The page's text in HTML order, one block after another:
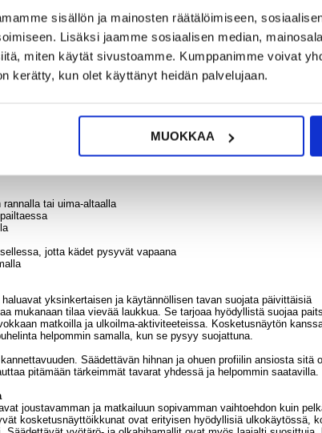
sisällön ja mainosten räätälöimiseen,
Lisäksi jaamme sosiaalisen median,
miten käytät sivustoamme. Kumppanimme voivat
kerätty, kun olet käyttänyt heidän palvelujaan.
MUOKKAA
asiakirjoille, korteille, käteiselle ja pienille
vaativissa olosuhteissa
määritellyissä olosuhteissa
tarvitsee poistaa pussista
läpi
kantamisen
tai uima-altaalla
jotta kädet pysyvät vapaana
yksinkertaisen ja käytännöllisen tavan suojata päivittäisiä
mukanaan tilaa vievää laukkua. Se tarjoaa hyödyllistä suojaa
matkoilla ja ulkoilma-aktiviteeteissa. Kosketusnäytön
helpommin samalla, kun se pysyy suojattuna.
Säädettävän hihnan ja ohuen profiilin ansiosta sitä
pitämään tärkeimmät tavarat yhdessä ja helpommin saatavilla.
joustavamman ja matkailuun sopivamman vaihtoehdon kuin
kosketusnäyttöikkunat ovat erityisen hyödyllisiä ulkokäytössä,